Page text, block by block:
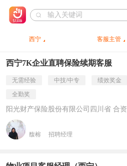
西宁 客服主管
西宁7K企业直聘保险续期客服
无需经验 中技/中专 绩效奖金
全勤奖
阳光财产保险股份有限公司四川省 合资
馥榕 招聘经理